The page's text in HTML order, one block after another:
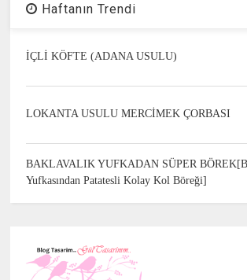
Haftanın Trendi
İÇLİ KÖFTE (ADANA USULU)
LOKANTA USULU MERCİMEK ÇORBASI
BAKLAVALIK YUFKADAN SÜPER
Yufkasından Patatesli Kolay Kol Böreği]